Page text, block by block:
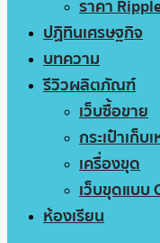
ราคา
ปฏิทินเศรษฐกิจ
บทความ
รีวิวผลิตภัณฑ์
เว็บซื้อขาย
กระเป๋าเก็บ
เครื่องขุด
เว็บขุดแบบ
ห้องเรียน